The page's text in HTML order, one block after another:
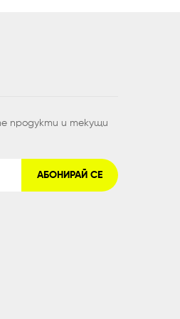
продукти и текущи
АБОНИРАЙ СЕ